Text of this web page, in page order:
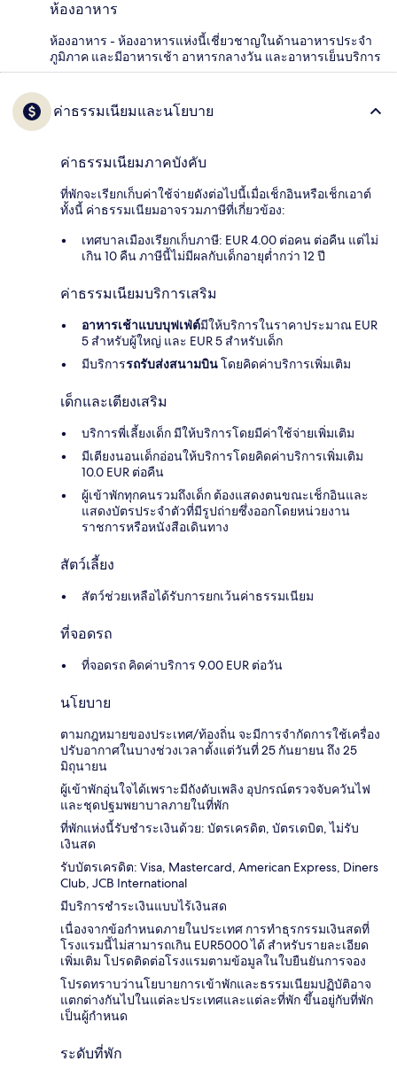
ห้องอาหาร
ห้องอาหาร - ห้องอาหารแห่งนี้เชี่ยวชาญในด้านอาหารประจำ
ภูมิภาค และมีอาหารเช้า อาหารกลางวัน และอาหารเย็นบริการ
ค่าธรรมเนียมและนโยบาย
ค่าธรรมเนียมภาคบังคับ
ที่พักจะเรียกเก็บค่าใช้จ่ายดังต่อไปนี้เมื่อเช็กอินหรือเช็กเอาต์
ทั้งนี้ ค่าธรรมเนียมอาจรวมภาษีที่เกี่ยวข้อง:
เทศบาลเมืองเรียกเก็บภาษี: EUR 4.00 ต่อคน ต่อคืน แต่ไม่
เกิน 10 คืน ภาษีนี้ไม่มีผลกับเด็กอายุต่ำกว่า 12 ปี
ค่าธรรมเนียมบริการเสริม
อาหารเช้าแบบบุฟเฟ่ต์มีให้บริการในราคาประมาณ EUR
5 สำหรับผู้ใหญ่ และ EUR 5 สำหรับเด็ก
มีบริการรถรับส่งสนามบินโดยคิดค่าบริการเพิ่มเติม
เด็กและเตียงเสริม
บริการพี่เลี้ยงเด็ก มีให้บริการโดยมีค่าใช้จ่ายเพิ่มเติม
มีเตียงนอนเด็กอ่อนให้บริการโดยคิดค่าบริการเพิ่มเติม
10.0 EUR ต่อคืน
ผู้เข้าพักทุกคนรวมถึงเด็ก ต้องแสดงตนขณะเช็กอินและ
แสดงบัตรประจำตัวที่มีรูปถ่ายซึ่งออกโดยหน่วยงาน
ราชการหรือหนังสือเดินทาง
สัตว์เลี้ยง
สัตว์ช่วยเหลือได้รับการยกเว้นค่าธรรมเนียม
ที่จอดรถ
ที่จอดรถ คิดค่าบริการ 9.00 EUR ต่อวัน
นโยบาย
ตามกฎหมายของประเทศ/ท้องถิ่น จะมีการจำกัดการใช้เครื่อง
ปรับอากาศในบางช่วงเวลาตั้งแต่วันที่ 25 กันยายน ถึง 25
มิถุนายน
ผู้เข้าพักอุ่นใจได้เพราะมีถังดับเพลิง อุปกรณ์ตรวจจับควันไฟ
และชุดปฐมพยาบาลภายในที่พัก
ที่พักแห่งนี้รับชำระเงินด้วย: บัตรเครดิต, บัตรเดบิต, ไม่รับ
เงินสด
รับบัตรเครดิต: Visa, Mastercard, American Express, Diners
Club, JCB International
มีบริการชำระเงินแบบไร้เงินสด
เนื่องจากข้อกำหนดภายในประเทศ การทำธุรกรรมเงินสดที่
โรงแรมนี้ไม่สามารถเกิน EUR5000 ได้ สำหรับรายละเอียด
เพิ่มเติม โปรดติดต่อโรงแรมตามข้อมูลในใบยืนยันการจอง
โปรดทราบว่านโยบายการเข้าพักและธรรมเนียมปฏิบัติอาจ
แตกต่างกันไปในแต่ละประเทศและแต่ละที่พัก ขึ้นอยู่กับที่พัก
เป็นผู้กำหนด
ระดับที่พัก